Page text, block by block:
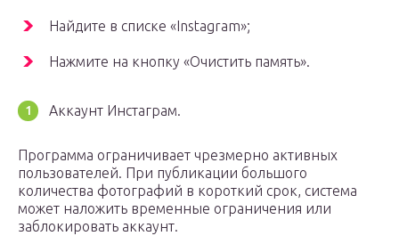
Найдите в списке «Instagram»;
Нажмите на кнопку «Очистить память».
Аккаунт Инстаграм.
Программа ограничивает чрезмерно активных
пользователей. При публикации большого
количества фотографий в короткий срок, система
может наложить временные ограничения или
заблокировать аккаунт.